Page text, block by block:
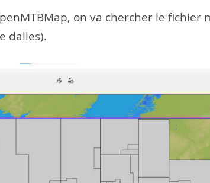
on va chercher le fichier
dalles).